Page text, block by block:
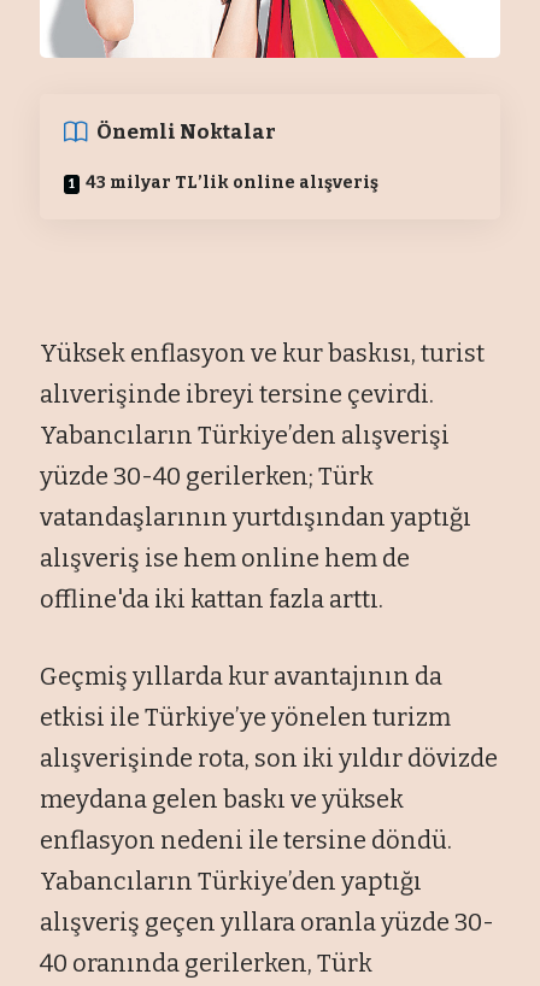
Önemli Noktalar
43 milyar TL’lik online alışveriş
Yüksek enflasyon ve kur baskısı, turist
alıverişinde ibreyi tersine çevirdi.
Yabancıların Türkiye’den alışverişi
yüzde 30-40 gerilerken; Türk
vatandaşlarının yurtdışından yaptığı
alışveriş ise hem online hem de
offline'da iki kattan fazla arttı.
Geçmiş yıllarda kur avantajının da
etkisi ile Türkiye’ye yönelen turizm
alışverişinde rota, son iki yıldır dövizde
meydana gelen baskı ve yüksek
enflasyon nedeni ile tersine döndü.
Yabancıların Türkiye’den yaptığı
alışveriş geçen yıllara oranla yüzde 30-
40 oranında gerilerken, Türk